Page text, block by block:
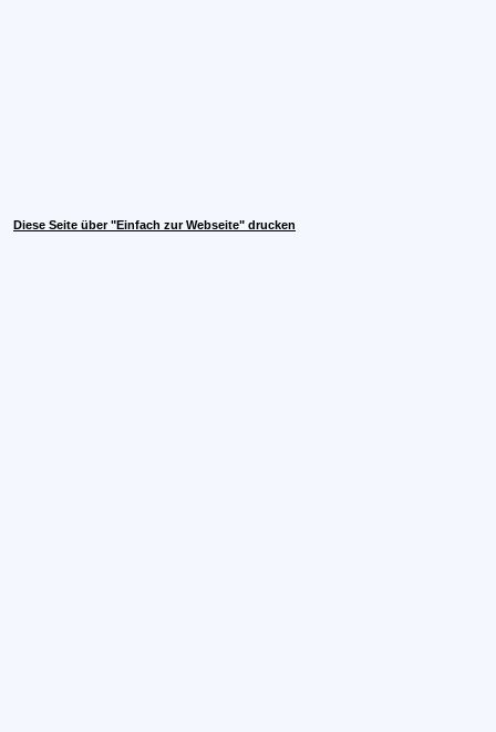
Diese Seite über "Einfach zur Webseite" drucken